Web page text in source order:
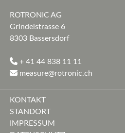
ROTRONIC AG
Grindelstrasse 6
8303 Bassersdorf
+ 41 44 838 11 11
measure@rotronic.ch
KONTAKT
STANDORT
IMPRESSUM